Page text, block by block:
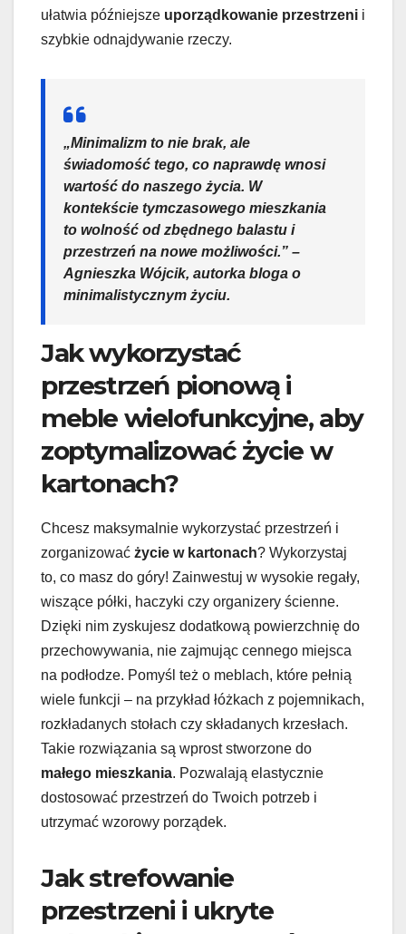
ułatwia późniejsze uporządkowanie przestrzeni i
szybkie odnajdywanie rzeczy.
„Minimalizm to nie brak, ale
świadomość tego, co naprawdę wnosi
wartość do naszego życia. W
kontekście tymczasowego mieszkania
to wolność od zbędnego balastu i
przestrzeń na nowe możliwości.” –
Agnieszka Wójcik, autorka bloga o
minimalistycznym życiu.
Jak wykorzystać
przestrzeń pionową i
meble wielofunkcyjne, aby
zoptymalizować życie w
kartonach?
Chcesz maksymalnie wykorzystać przestrzeń i
zorganizować życie w kartonach? Wykorzystaj
to, co masz do góry! Zainwestuj w wysokie regały,
wiszące półki, haczyki czy organizery ścienne.
Dzięki nim zyskujesz dodatkową powierzchnię do
przechowywania, nie zajmując cennego miejsca
na podłodze. Pomyśl też o meblach, które pełnią
wiele funkcji – na przykład łóżkach z pojemnikach,
rozkładanych stołach czy składanych krzesłach.
Takie rozwiązania są wprost stworzone do
małego mieszkania. Pozwalają elastycznie
dostosować przestrzeń do Twoich potrzeb i
utrzymać wzorowy porządek.
Jak strefowanie
przestrzeni i ukryte